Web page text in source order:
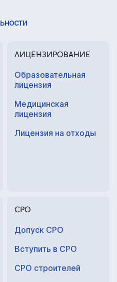
ЛИЦЕНЗИРОВАНИЕ
Образовательная
лицензия
Медицинская
лицензия
Лицензия на отходы
СРО
Допуск СРО
Вступить в СРО
СРО строителей